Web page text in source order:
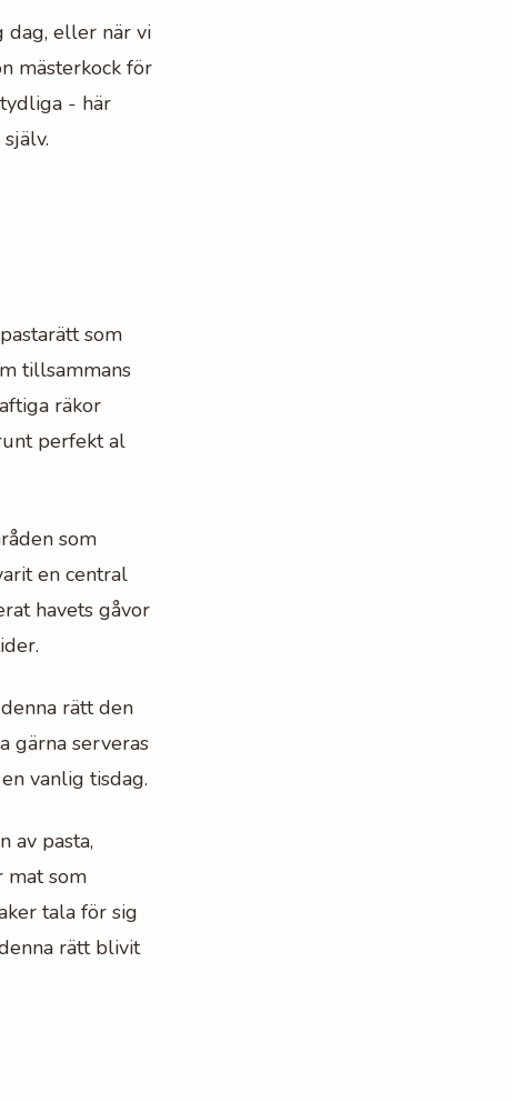
dag, eller när vi
mästerkock för
- här
som
tillsammans
räkor
perfekt al
som
en central
havets gåvor
rätt den
gärna serveras
vanlig tisdag.
av pasta,
mat som
tala för sig
rätt blivit